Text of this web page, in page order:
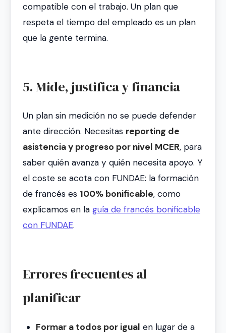
compatible con el trabajo. Un plan que
respeta el tiempo del empleado es un plan
que la gente termina.
5. Mide, justifica y financia
Un plan sin medición no se puede defender
ante dirección. Necesitas reporting de
asistencia y progreso por nivel MCER, para
saber quién avanza y quién necesita apoyo. Y
el coste se acota con FUNDAE: la formación
de francés es 100% bonificable, como
explicamos en la guía de francés bonificable
con FUNDAE.
Errores frecuentes al
planificar
Formar a todos por igual en lugar de a